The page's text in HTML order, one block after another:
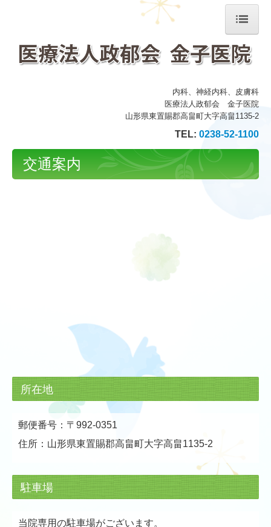
ホーム
地図、交通案内
個人情報保護方針
内科、神経内科、皮膚科
医療法人政郁会 金子医院
山形県東置賜郡高畠町大字高畠1135-2
TEL: 0238-52-1100
交通案内
所在地
郵便番号：〒992-0351
住所：山形県東置賜郡高畠町大字高畠1135-2
駐車場
当院専用の駐車場がございます。